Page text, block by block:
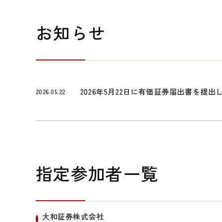
お知らせ
2026.05.22 2026年5月22日に有価証券届出書を提出
指定参加者一覧
大和証券株式会社